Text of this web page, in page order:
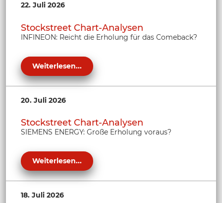
22. Juli 2026
Stockstreet Chart-Analysen
INFINEON: Reicht die Erholung für das Comeback?
Weiterlesen...
20. Juli 2026
Stockstreet Chart-Analysen
SIEMENS ENERGY: Große Erholung voraus?
Weiterlesen...
18. Juli 2026